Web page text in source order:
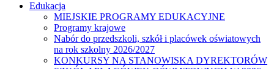
Edukacja
MIEJSKIE PROGRAMY EDUKACYJNE
Programy krajowe
Nabór do przedszkoli, szkół i placówek oświatowych
na rok szkolny 2026/2027
KONKURSY NA STANOWISKA DYREKTORÓW